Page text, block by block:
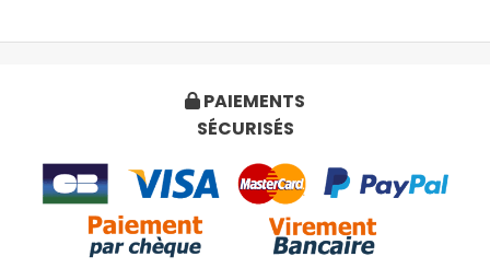
 PAIEMENTS
SÉCURISÉS